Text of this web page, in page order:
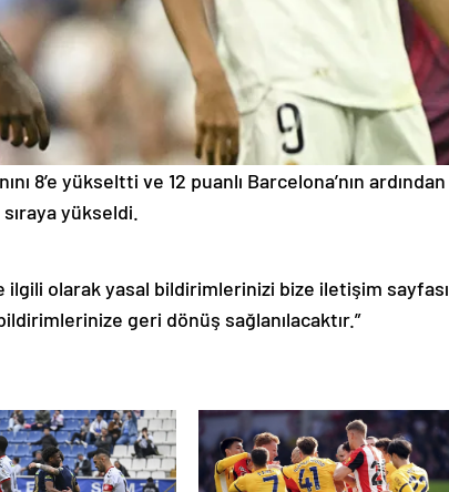
8’e yükseltti ve 12 puanlı Barcelona’nın ardından
yükseldi.
ilgili olarak yasal bildirimlerinizi bize iletişim sayfası
geri dönüş sağlanılacaktır.”